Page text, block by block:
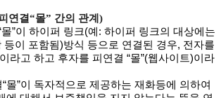
연결“몰” 간의 관계)
”이 하이퍼 링크(예: 하이퍼 링크의 대상에는
등이 포함됨)방식 등으로 연결된 경우, 전자를
라고 하고 후자를 피연결 “몰”(웹사이트)이라
몰”이 독자적으로 제공하는 재화등에 의하여